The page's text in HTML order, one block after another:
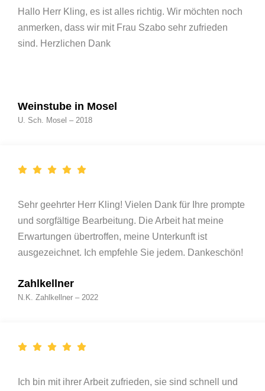
Hallo Herr Kling, es ist alles richtig. Wir möchten noch
anmerken, dass wir mit Frau Szabo sehr zufrieden
sind. Herzlichen Dank
Weinstube in Mosel
U. Sch. Mosel – 2018
Sehr geehrter Herr Kling! Vielen Dank für Ihre prompte
und sorgfältige Bearbeitung. Die Arbeit hat meine
Erwartungen übertroffen, meine Unterkunft ist
ausgezeichnet. Ich empfehle Sie jedem. Dankeschön!
Zahlkellner
N.K. Zahlkellner – 2022
Ich bin mit ihrer Arbeit zufrieden, sie sind schnell und